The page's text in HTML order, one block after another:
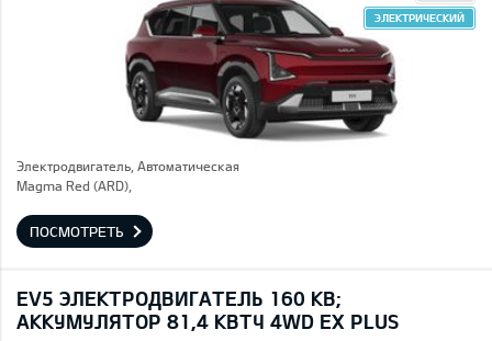
ЭЛЕКТРИЧЕСКИЙ
Электродвигатель, Автоматическая
Magma Red (ARD),
ПОСМОТРЕТЬ
EV5 ЭЛЕКТРОДВИГАТЕЛЬ 160 КВ;
AККУМУЛЯТОР 81,4 КВТЧ 4WD EX PLUS